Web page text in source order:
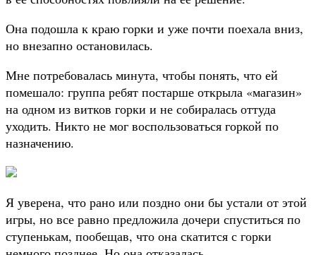
Она подошла к краю горки и уже почти поехала вниз,
но внезапно остановилась.
Мне потребовалась минута, чтобы понять, что ей
помешало: группа ребят постарше открыла «магазин»
на одном из витков горки и не собиралась оттуда
уходить. Никто не мог воспользоваться горкой по
назначению.
Я уверена, что рано или поздно они бы устали от этой
игры, но все равно предложила дочери спуститься по
ступенькам, пообещав, что она скатится с горки